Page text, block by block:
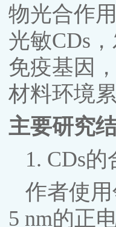
物光合作
光敏CDs
免疫基因
材料环境
主要研究
1. CDs
作者使
5 nm的正